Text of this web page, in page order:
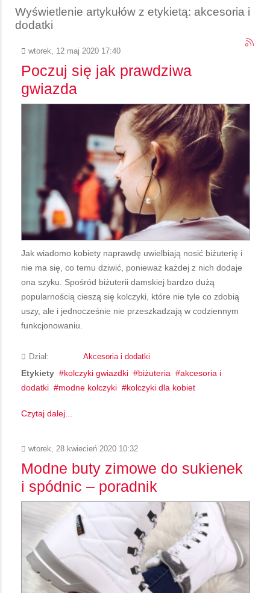
Wyświetlenie artykułów z etykietą: akcesoria i
dodatki
wtorek, 12 maj 2020 17:40
Poczuj się jak prawdziwa
gwiazda
Jak wiadomo kobiety naprawdę uwielbiają nosić biżuterię i
nie ma się, co temu dziwić, ponieważ każdej z nich dodaje
ona szyku. Spośród biżuterii damskiej bardzo dużą
popularnością cieszą się kolczyki, które nie tyle co zdobią
uszy, ale i jednocześnie nie przeszkadzają w codziennym
funkcjonowaniu.
Dział: Akcesoria i dodatki
Etykiety kolczyki gwiazdki biżuteria
akcesoria i
dodatki
modne kolczyki kolczyki dla kobiet
Czytaj dalej...
wtorek, 28 kwiecień 2020 10:32
Modne buty zimowe do sukienek
i spódnic – poradnik